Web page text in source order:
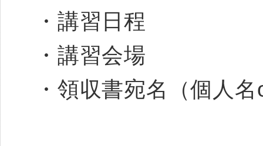
・講習日程
・講習会場
・領収書宛名（個人